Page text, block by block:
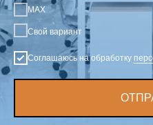
MAX
Свой вариант
Соглашаюсь на обработку